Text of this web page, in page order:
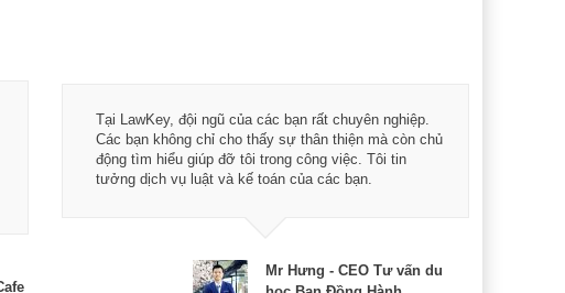
Tại LawKey, đội ngũ của các bạn rất chuyên nghiệp.
Các bạn không chỉ cho thấy sự thân thiện mà còn chủ
động tìm hiểu giúp đỡ tôi trong công việc. Tôi tin
tưởng dịch vụ luật và kế toán của các bạn.
Mr Hưng - CEO Tư vấn du